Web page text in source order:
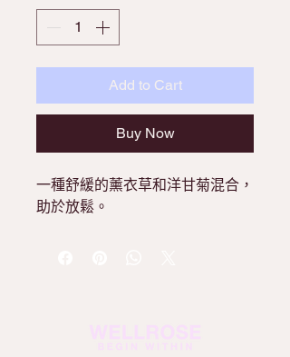
Add to Cart
Buy Now
一種舒緩的薰衣草和洋甘菊混合，
助於放鬆。